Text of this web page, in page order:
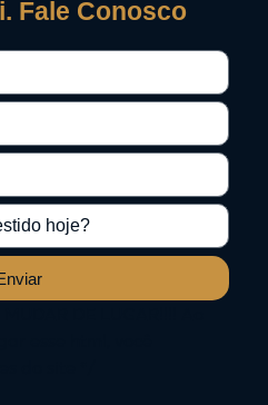
Fale Conosco